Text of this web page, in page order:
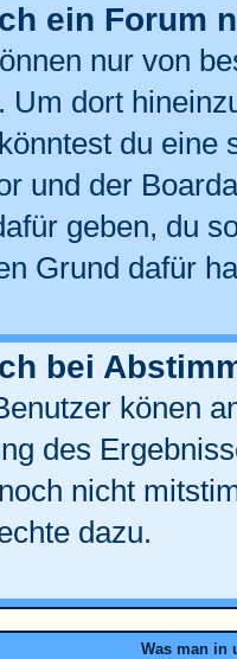
ein Forum
nur von
Um dort
du eine
und der
geben, du
Grund dafür
bei
könen
des
nicht
dazu.
Was man in